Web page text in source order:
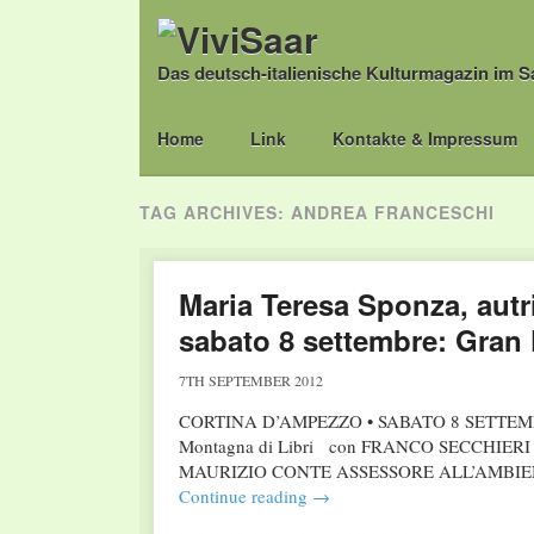
Das deutsch-italienische Kulturmagazin im
Main menu
Skip
Home Link Kontakte & Impressum
TAG ARCHIVES: ANDREA FRANCESCHI
Maria Teresa Sponza,
sabato 8 settembre:
7TH SEPTEMBER 2012
CORTINA D’AMPEZZO • SABATO 8
Montagna di Libri con FRANCO
MAURIZIO CONTE ASSESSORE
Continue reading →